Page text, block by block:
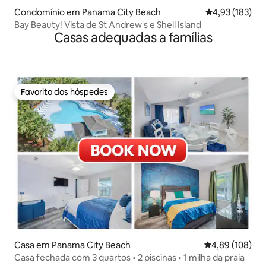
Condomínio em Panama City Beach Classificação
4,93 (183)
Bay Beauty! Vista de St Andrew's e Shell Island
Casas adequadas a famílias
Favorito dos hóspedes
Favorito dos hóspedes
Casa em Panama City Beach Classificação
4,89 (108)
Casa fechada com 3 quartos • 2 piscinas • 1 milha da praia